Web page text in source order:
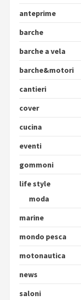
anteprime
barche
barche a vela
barche&motori
cantieri
cover
cucina
eventi
gommoni
life style
moda
marine
mondo pesca
motonautica
news
saloni